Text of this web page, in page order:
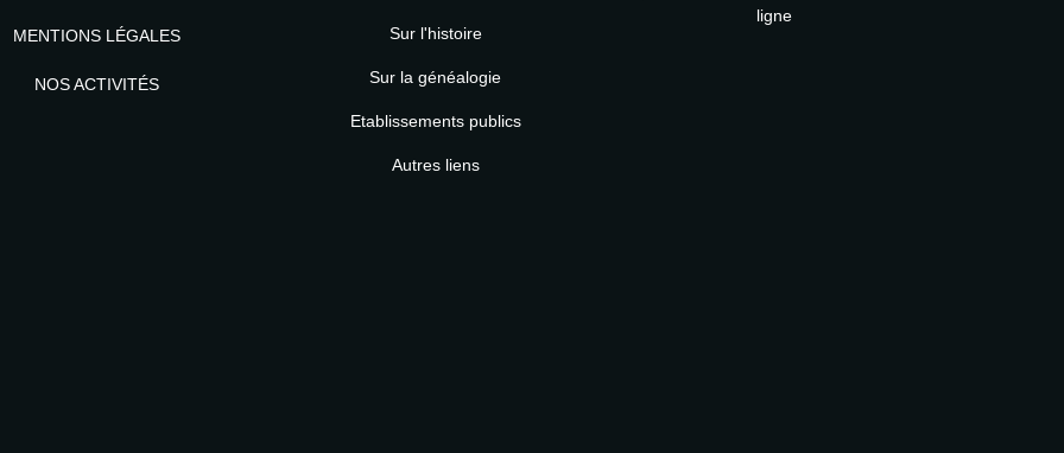
DE PASSE
MENTIONS LÉGALES
NOS ACTIVITÉS
Sur l'histoire
Sur la généalogie
Etablissements publics
Autres liens
ligne